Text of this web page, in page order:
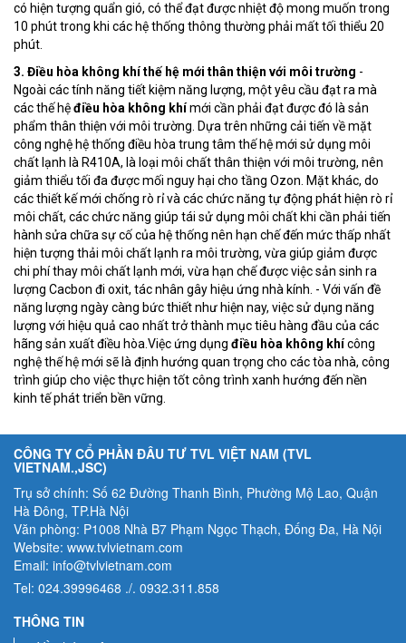
có hiện tượng quẩn gió, có thể đạt được nhiệt độ mong muốn trong
10 phút trong khi các hệ thống thông thường phải mất tối thiểu 20
phút.
3. Điều hòa không khí thế hệ mới thân thiện với môi trường -
Ngoài các tính năng tiết kiệm năng lượng, một yêu cầu đạt ra mà
các thế hệđiều hòa không khímới cần phải đạt được đó là sản
phẩm thân thiện với môi trường. Dựa trên những cải tiến về mặt
công nghệ hệ thống điều hòa trung tâm thế hệ mới sử dụng môi
chất lạnh là R410A, là loại môi chất thân thiện với môi trường, nên
giảm thiểu tối đa được mối nguy hại cho tầng Ozon. Mặt khác, do
các thiết kế mới chống rò rỉ và các chức năng tự động phát hiện rò rỉ
môi chất, các chức năng giúp tái sử dụng môi chất khi cần phải tiến
hành sửa chữa sự cố của hệ thống nên hạn chế đến mức thấp nhất
hiện tượng thải môi chất lạnh ra môi trường, vừa giúp giảm được
chi phí thay môi chất lạnh mới, vừa hạn chế được việc sản sinh ra
lượng Cacbon đi oxit, tác nhân gây hiệu ứng nhà kính. - Với vấn đề
năng lượng ngày càng bức thiết như hiện nay, việc sử dụng năng
lượng với hiệu quả cao nhất trở thành mục tiêu hàng đầu của các
hãng sản xuất điều hòa.Việc ứng dụng điều hòa không khícông
nghệ thế hệ mới sẽ là định hướng quan trọng cho các tòa nhà, công
trình giúp cho việc thực hiện tốt công trình xanh hướng đến nền
kinh tế phát triển bền vững.
CÔNG TY CỔ PHẦN ĐÂU TƯ TVL VIỆT NAM (TVL
VIETNAM.,JSC)
Trụ sở chính: Số 62 Đường Thanh Bình, Phường Mộ Lao, Quận
Hà Đông, TP.Hà Nội
Văn phòng: P1008 Nhà B7 Phạm Ngọc Thạch, Đống Đa, Hà Nội
Website: www.tvlvietnam.com
Email: info@tvlvietnam.com
Tel: 024.39996468 ./. 0932.311.858
THÔNG TIN